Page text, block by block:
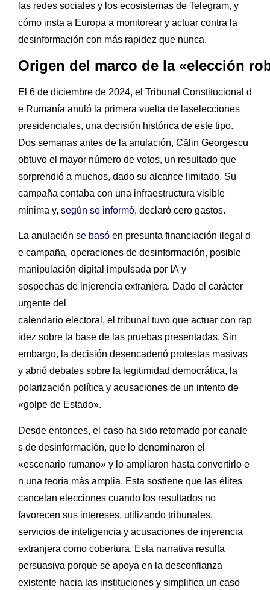
las redes sociales y los ecosistemas de Telegram, y
cómo insta a Europa a monitorear y actuar contra la
desinformación con más rapidez que nunca.
Origen del marco de la «elección
El 6 de diciembre de 2024, el Tribunal Constitucional d
e Rumanía anuló la primera vuelta de laselecciones
presidenciales, una decisión histórica de este tipo.
Dos semanas antes de la anulación, Călin Georgescu
obtuvo el mayor número de votos, un resultado que
sorprendió a muchos, dado su alcance limitado. Su
campaña contaba con una infraestructura visible
mínima y, según se informó, declaró cero gastos.
La anulación se basó en presunta financiación ilegal d
e campaña, operaciones de desinformación, posible
manipulación digital impulsada por IA y
sospechas de injerencia extranjera. Dado el carácter
urgente del
calendario electoral, el tribunal tuvo que actuar con rap
idez sobre la base de las pruebas presentadas. Sin
embargo, la decisión desencadenó protestas masivas
y abrió debates sobre la legitimidad democrática, la
polarización política y acusaciones de un intento de
«golpe de Estado».
Desde entonces, el caso ha sido retomado por canale
s de desinformación, que lo denominaron el
«escenario rumano» y lo ampliaron hasta convertirlo e
n una teoría más amplia. Esta sostiene que las élites
cancelan elecciones cuando los resultados no
favorecen sus intereses, utilizando tribunales,
servicios de inteligencia y acusaciones de injerencia
extranjera como cobertura. Esta narrativa resulta
persuasiva porque se apoya en la desconfianza
existente hacia las instituciones y simplifica un caso